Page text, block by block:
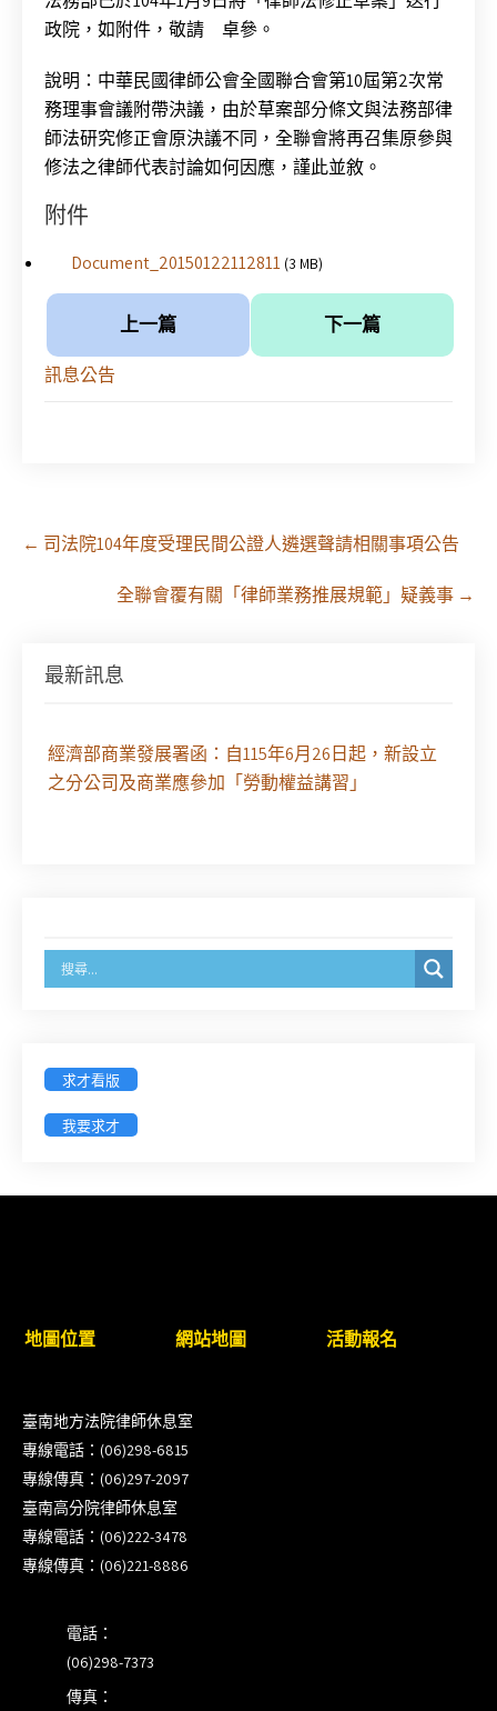
政院，如附件，敬請 卓參。
說明：中華民國律師公會全國聯合會第10屆第2次常
務理事會議附帶決議，由於草案部分條文與法務部律
師法研究修正會原決議不同，全聯會將再召集原參與
修法之律師代表討論如何因應，謹此並敘。
附件
Document_20150122112811 (3 MB)
上一篇 下一篇
訊息公告
Post
navigation
← 司法院104年度受理民間公證人遴選聲請相關事項公告
全聯會覆有關「律師業務推展規範」疑義事 →
最新訊息
徵求參與115年教師法律諮詢補助計畫人才庫(請於
經濟部商業發展署函：自115年6月26日起，新設立
之分公司及商業應參加「勞動權益講習」
徵詢有意願擔任臺南市115年度國民中小學法治教育
入校扎根計畫講師之會員(8/14前線上表單登記)
（8/17截止報名，額滿提前截止，實體＋線上同
步）
【重要公告】115年職場霸凌調查專業人才(律師)培
本會訂於115年8月15日(六)上午舉辦「使用AI如何幫
助整理資訊?談法律工作中的應用與風險」課程(8/7
前報名，實體+線上併行)
徵詢有意願擔任程序監理人之會員(115/8/14截止)
求才看版
我要求才
地圖位置 網站地圖 活動報名
臺南地方法院律師休息室
專線電話：(06)298-6815
專線傳真：(06)297-2097
臺南高分院律師休息室
專線電話：(06)222-3478
專線傳真：(06)221-8886
電話：
(06)298-7373
傳真：